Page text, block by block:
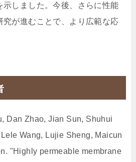
示しました。今後、さらに性能
究が進むことで、より広範な応
Dan Zhao, Jian Sun, Shuhui
Wang, Lujie Sheng, Maicun
"Highly permeable membrane